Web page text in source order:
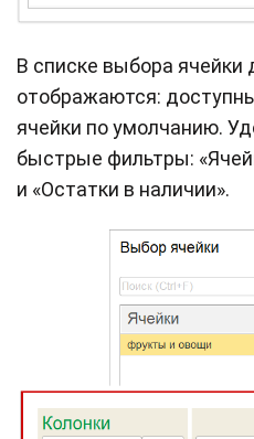
В списке выбора ячейки
отображаются:
ячейки по умолчанию.
быстрые фильтры:
и «Остатки в наличии».